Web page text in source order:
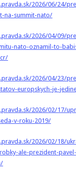
2026/06/24/
na-summit-nato/
2026/04/09/
nato-oznamil-to-
2026/04/23/
europskych-je-
2026/02/17/
v-roku-2019/
2026/02/18/
ale-prezident-